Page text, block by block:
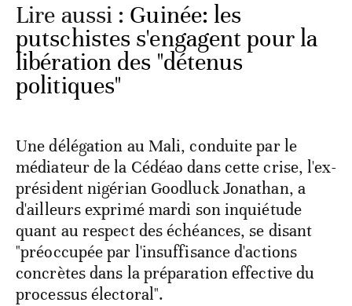
Lire aussi : Guinée: les
putschistes s'engagent pour la
libération des "détenus
politiques"
Une délégation au Mali, conduite par le
médiateur de la Cédéao dans cette crise, l'ex-
président nigérian Goodluck Jonathan, a
d'ailleurs exprimé mardi son inquiétude
quant au respect des échéances, se disant
"préoccupée par l'insuffisance d'actions
concrètes dans la préparation effective du
processus électoral".